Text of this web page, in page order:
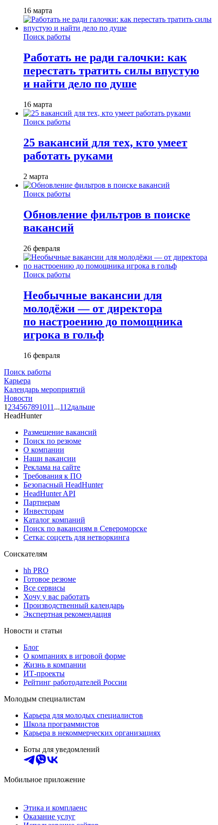
16 марта
Поиск работы
Работать не ради галочки: как
перестать тратить силы впустую
и найти дело по душе
16 марта
Поиск работы
25 вакансий для тех, кто умеет
работать руками
2 марта
Поиск работы
Обновление фильтров в поиске
вакансий
26 февраля
Поиск работы
Необычные вакансии для
молодёжи — от директора
по настроению до помощника
игрока в гольф
16 февраля
Поиск работы
Карьера
Календарь мероприятий
Новости
1 234567891011 ...112дальше
HeadHunter
Размещение вакансий
Поиск по резюме
О компании
Наши вакансии
Реклама на сайте
Требования к ПО
Безопасный HeadHunter
HeadHunter API
Партнерам
Инвесторам
Каталог компаний
Поиск по вакансиям в Североморске
Сетка: соцсеть для нетворкинга
Соискателям
hh PRO
Готовое резюме
Все сервисы
Хочу у вас работать
Производственный календарь
Экспертная рекомендация
Новости и статьи
Блог
О компаниях в игровой форме
Жизнь в компании
ИТ-проекты
Рейтинг работодателей России
Молодым специалистам
Карьера для молодых специалистов
Школа программистов
Карьера в некоммерческих организациях
Боты для уведомлений
Мобильное приложение
Этика и комплаенс
Оказание услуг